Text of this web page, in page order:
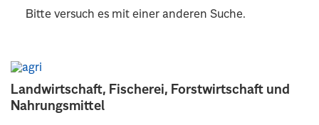
Landwirtschaft, Fischerei, Forstwirtschaft und
Nahrungsmittel
Bitte versuch es mit einer anderen Suche.